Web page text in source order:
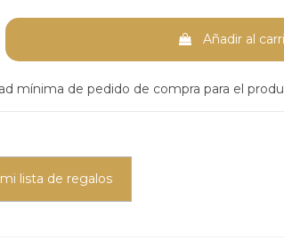
Añadir al
mínima de pedido de compra para el
lista de regalos